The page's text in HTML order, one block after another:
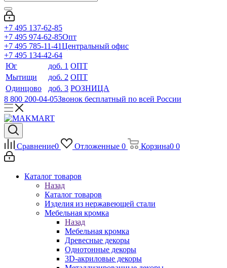
+7 495 137-62-85
+7 495 974-62-85Опт
+7 495 785-11-41Центральный офис
+7 495 134-42-64
Юг
доб. 1 ОПТ
Мытищи
доб. 2 ОПТ
Одинцово
доб. 3 РОЗНИЦА
8 800 200-04-05Звонок бесплатный по всей России
Сравнение0 Отложенные 0 Корзина0 0
Каталог товаров
Назад
Каталог товаров
Изделия из нержавеющей стали
Мебельная кромка
Назад
Мебельная кромка
Древесные декоры
Однотонные декоры
3D-акриловые декоры